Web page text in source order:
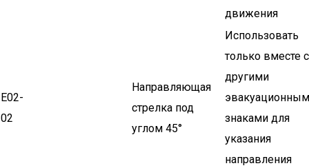
движения
Е02-
02
Направляющая
стрелка под
углом 45°
Использовать
только вместе с
другими
знаками для
указания
направления